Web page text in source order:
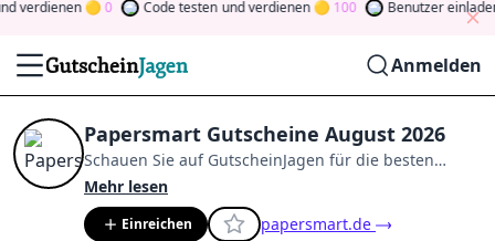
verdienen 0 Code testen und verdienen 100 Benutzer einladen
Anmelden
Papersmart Gutscheine August 2026
Schauen Sie auf GutscheinJagen für die besten
Papersmart
Mitglied der Community
indem Sie durch Abstimmen, Testen, Teilen und
Mehr lesen
Einreichen papersmart.de